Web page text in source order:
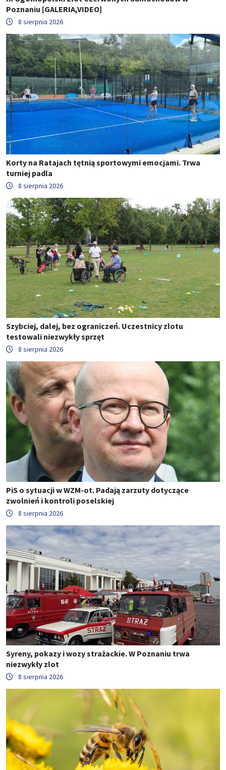
Poznaniu [GALERIA,VIDEO]
8 sierpnia 2026
Korty na Ratajach tętnią sportowymi emocjami. Trwa
turniej padla
8 sierpnia 2026
Szybciej, dalej, bez ograniczeń. Uczestnicy zlotu
testowali niezwykły sprzęt
8 sierpnia 2026
PiS o sytuacji w WZM-ot. Padają zarzuty dotyczące
zwolnień i kontroli poselskiej
8 sierpnia 2026
Syreny, pokazy i wozy strażackie. W Poznaniu trwa
niezwykły zlot
8 sierpnia 2026